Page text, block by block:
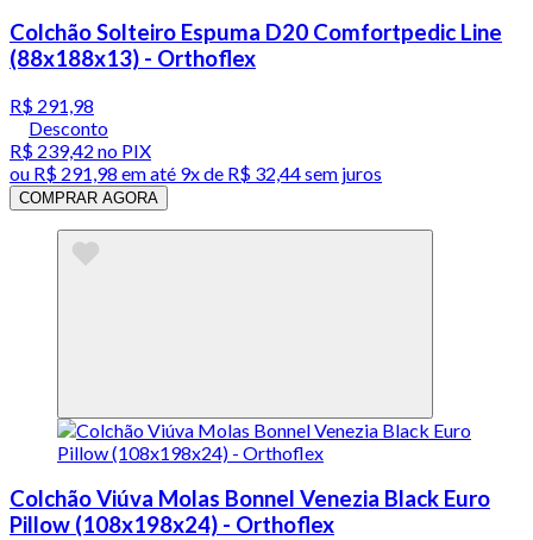
Colchão Solteiro Espuma D20 Comfortpedic Line
(88x188x13) - Orthoflex
R$ 291,98
Desconto
R$ 239,42 no PIX
ou R$ 291,98 em até 9x de R$ 32,44 sem juros
COMPRAR AGORA
Colchão Viúva Molas Bonnel Venezia Black Euro
Pillow (108x198x24) - Orthoflex